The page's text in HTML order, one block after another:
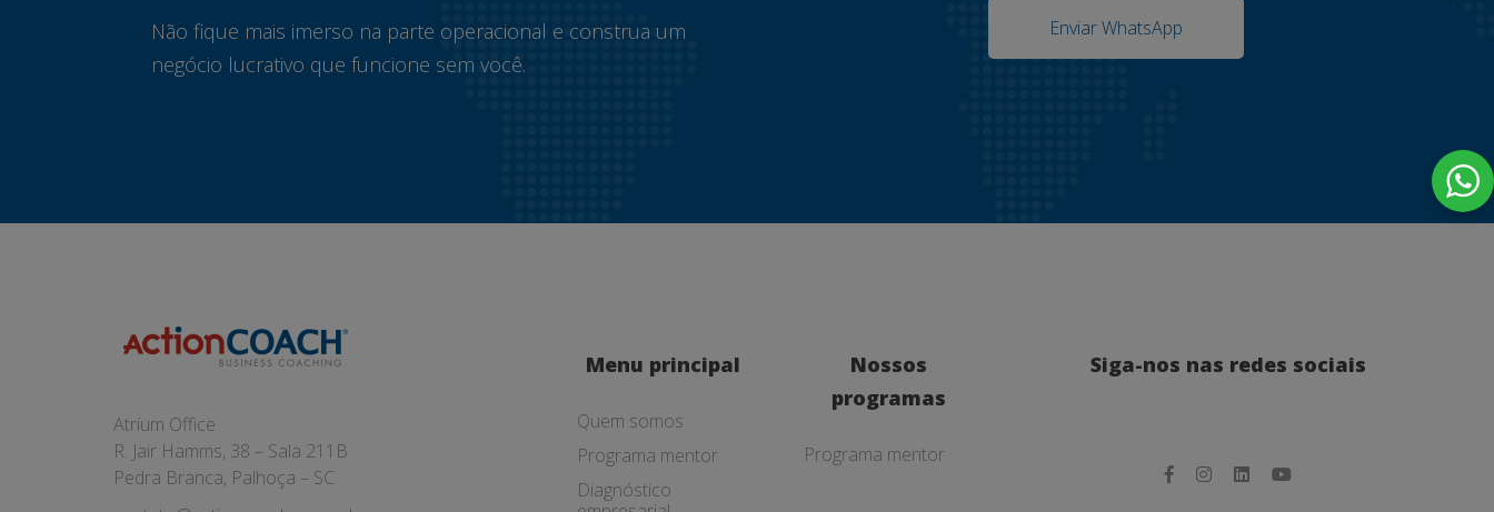
Não fique mais imerso na parte operacional e construa um
negócio lucrativo que funcione sem você.
Enviar WhatsApp
Atrium Office
R. Jair Hamms, 38 – Sala 211B
Pedra Branca, Palhoça – SC
Menu principal
Quem somos
Programa mentor
Diagnóstico
Nossos
programas
Programa mentor
Siga-nos nas redes sociais